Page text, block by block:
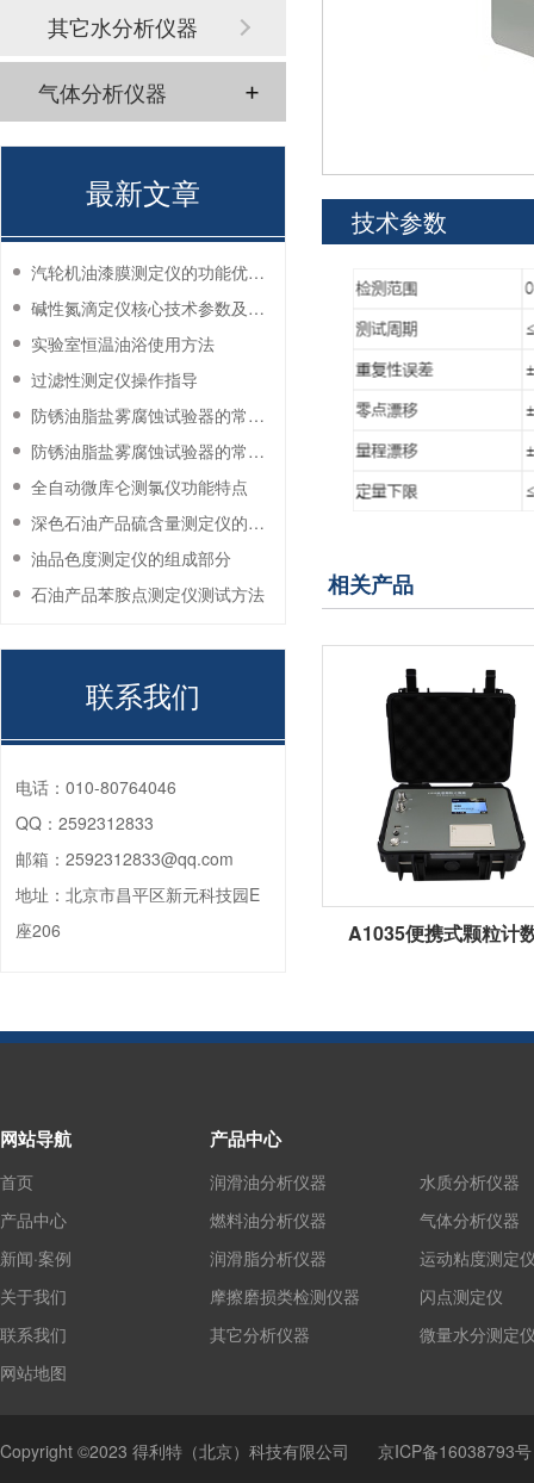
技术参数
相关产品
A1035便携式颗粒计
其它水分析仪器
气体分析仪器
最新文章
汽轮机油漆膜测定仪的功能优势有哪些？
碱性氮滴定仪核心技术参数及应用说明
实验室恒温油浴使用方法
过滤性测定仪操作指导
防锈油脂盐雾腐蚀试验器的常见故障与解决方法
防锈油脂盐雾腐蚀试验器的常见故障与解决方法
全自动微库仑测氯仪功能特点
深色石油产品硫含量测定仪的工作环境要求
油品色度测定仪的组成部分
石油产品苯胺点测定仪测试方法
联系我们
电话： 010-80764046
QQ： 2592312833
邮箱： 2592312833@qq.com
地址： 北京市昌平区新元科技园E
座206
网站导航
首页
产品中心
新闻·案例
关于我们
联系我们
网站地图
产品中心
润滑油分析仪器
燃料油分析仪器
润滑脂分析仪器
摩擦磨损类检测仪器
其它分析仪器
水质分析仪器
气体分析仪器
运动粘度测定
闪点测定仪
微量水分测定
Copyright ©2023 得利特（北京）科技有限公司 京ICP备16038793号